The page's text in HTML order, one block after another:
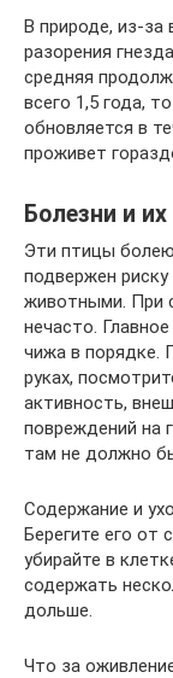
В природе, из-за
разорения
средняя
всего 1,5 года,
обновляется в
проживет
Болезни и
Эти птицы
подвержен
животными. При
нечасто.
чижа в порядке.
руках,
активность,
повреждений на
там не должно
Содержание и
Берегите его от
убирайте в
содержать
дольше.
Что за